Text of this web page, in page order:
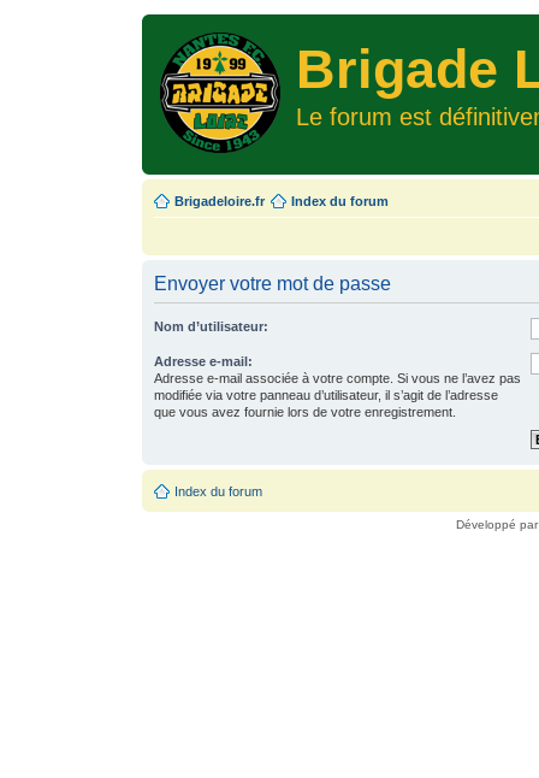
Brigade
Le forum est
Brigadeloire.fr Index du forum
Envoyer votre mot de passe
Nom d’utilisateur:
Adresse e-mail:
Adresse e-mail associée à votre compte. Si vous ne l’avez pas
modifiée via votre panneau d’utilisateur, il s’agit de l’adresse
que vous avez fournie lors de votre enregistrement.
Index du forum
Développé